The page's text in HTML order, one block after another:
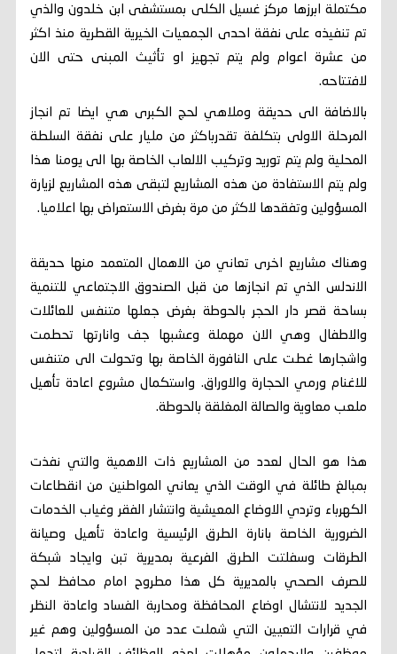
مكتملة ابرزها مركز غسيل الكلى بمستشفى ابن خلدون والذي
تم تنفيذه على نفقة احدى الجمعيات الخيرية القطرية منذ اكثر
من عشرة اعوام ولم يتم تجهيز او تأثيث المبنى حتى الان
لافتتاحه.
بالاضافة الى حديقة وملاهي لحج الكبرى هي ايضا تم انجاز
المرحلة الاولى بتكلفة تقدرباكثر من مليار على نفقة السلطة
المحلية ولم يتم توريد وتركيب الالعاب الخاصة بها الى يومنا هذا
ولم يتم الاستفادة من هذه المشاريع لتبقى هذه المشاريع لزيارة
المسؤولين وتفقدها لاكثر من مرة بغرض الاستعراض بها اعلاميا.
وهناك مشاريع اخرى تعاني من الاهمال المتعمد منها حديقة
الاندلس الذي تم انجازها من قبل الصندوق الاجتماعي للتنمية
بساحة قصر دار الحجر بالحوطة بغرض جعلها متنفس للعائلات
والاطفال وهي الان مهملة وعشبها جف وانارتها تحطمت
واشجارها غطت على النافورة الخاصة بها وتحولت الى متنفس
للاغنام ورمي الحجارة والاوراق. واستكمال مشروع اعادة تأهيل
ملعب معاوية والصالة المغلقة بالحوطة.
هذا هو الحال لعدد من المشاريع ذات الاهمية والتي نفذت
بمبالغ طائلة في الوقت الذي يعاني المواطنين من انقطاعات
الكهرباء وتردي الاوضاع المعيشية وانتشار الفقر وغياب الخدمات
الضرورية الخاصة بانارة الطرق الرئيسية واعادة تأهيل وصيانة
الطرقات وسفلتت الطرق الفرعية بمديرية تبن وايجاد شبكة
للصرف الصحي بالمديرية كل هذا مطروح امام محافظ لحج
الجديد لانتشال اوضاع المحافظة ومحاربة الفساد واعادة النظر
في قرارات التعيين التي شملت عدد من المسؤولين وهم غير